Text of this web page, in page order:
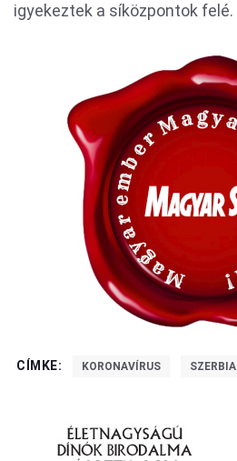
igyekeztek a síközpontok felé.
CÍMKE: KORONAVÍRUS SZERBIA